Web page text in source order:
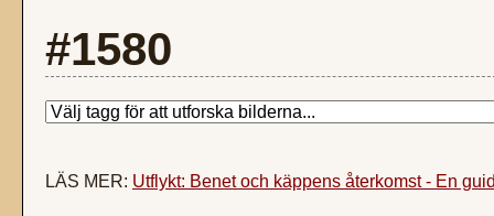
#1580
LÄS MER: Utflykt: Benet och käppens återkomst - En